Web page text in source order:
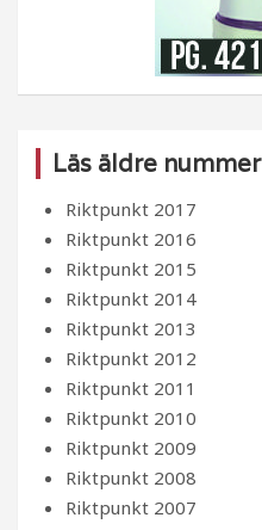
Läs äldre nummer
Riktpunkt 2017
Riktpunkt 2016
Riktpunkt 2015
Riktpunkt 2014
Riktpunkt 2013
Riktpunkt 2012
Riktpunkt 2011
Riktpunkt 2010
Riktpunkt 2009
Riktpunkt 2008
Riktpunkt 2007